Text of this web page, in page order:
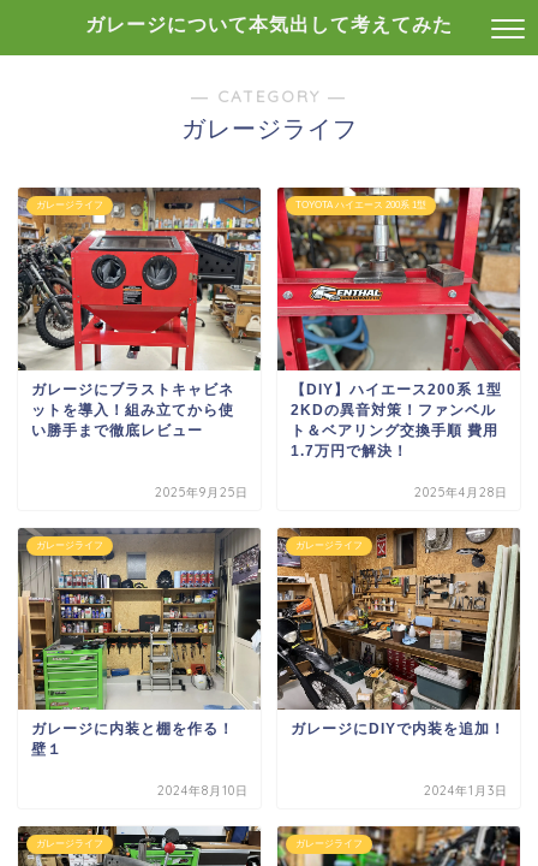
ガレージについて本気出して考えてみた
― CATEGORY ―
ガレージライフ
ガレージライフ
ガレージにブラストキャビネ
ットを導入！組み立てから使
い勝手まで徹底レビュー
2025年9月25日
TOYOTA ハイエース 200系 1型
【DIY】ハイエース200系 1型
2KDの異音対策！ファンベル
ト＆ベアリング交換手順 費用
1.7万円で解決！
2025年4月28日
ガレージライフ
ガレージに内装と棚を作る！
壁１
2024年8月10日
ガレージライフ
ガレージにDIYで内装を追加！
2024年1月3日
ガレージライフ ガレージライフ